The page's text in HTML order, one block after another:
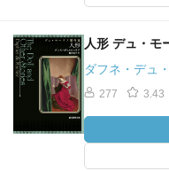
人形 デュ・モ
ダフネ・デュ
277 3.43